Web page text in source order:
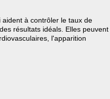
à contrôler le taux de
résultats idéals. Elles peuvent
l'apparition